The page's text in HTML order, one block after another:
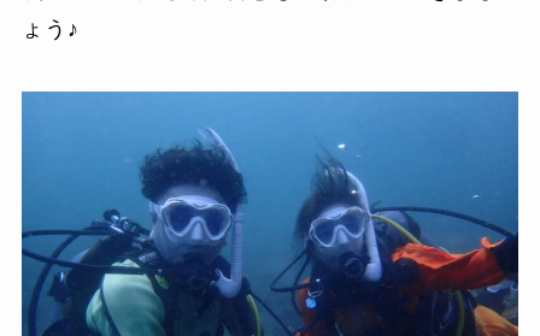
ょう♪